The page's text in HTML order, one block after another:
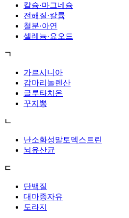
칼슘·마그네슘
전해질·칼륨
철분·아연
셀레늄·요오드
ㄱ
가르시니아
감마리놀렌산
글루타치온
꾸지뽕
ㄴ
난소화성말토덱스트린
뇌유산균
ㄷ
단백질
대마종자유
도라지